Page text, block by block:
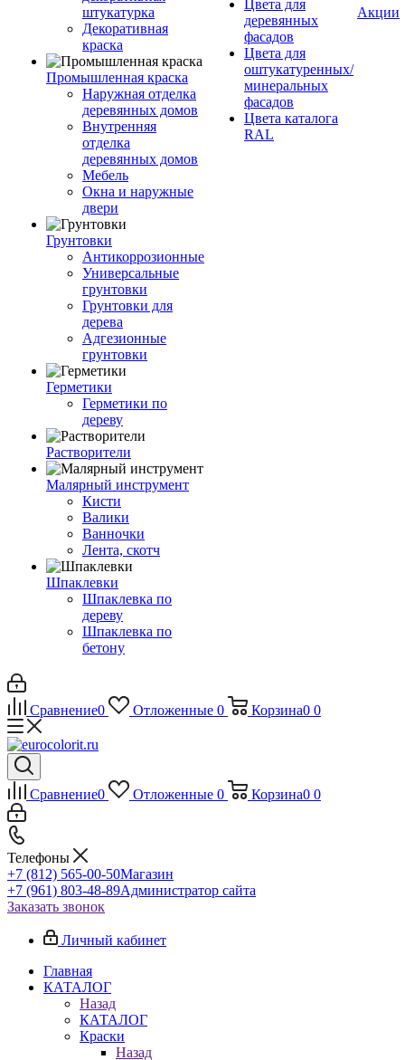
штукатурка
Декоративная
краска
Промышленная краска
Наружная отделка
деревянных домов
Внутренняя
отделка
деревянных домов
Мебель
Окна и наружные
двери
Грунтовки
Антикоррозионные
Универсальные
грунтовки
Грунтовки для
дерева
Адгезионные
грунтовки
Герметики
Герметики по
дереву
Растворители
Малярный инструмент
Кисти
Валики
Ванночки
Лента, скотч
Шпаклевки
Шпаклевка по
дереву
Шпаклевка по
бетону
Цвета для
деревянных
фасадов
Цвета для
оштукатуренных/
минеральных
фасадов
Цвета каталога
RAL
Акции
Сравнение0 Отложенные 0 Корзина0 0
Сравнение0 Отложенные 0 Корзина0 0
Телефоны
+7 (812) 565-00-50Магазин
+7 (961) 803-48-89Администратор сайта
Заказать звонок
Личный кабинет
Главная
КАТАЛОГ
Назад
КАТАЛОГ
Краски
Назад